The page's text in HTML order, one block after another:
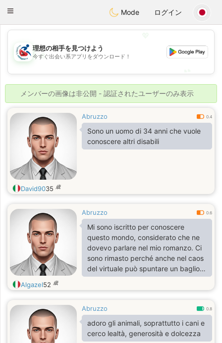
Handi Space
Toggle
Mode ログイン
💖
💕
理想の相手を見つけよう
今すぐ出会い系アプリをダウンロード！
メンバーの画像は非公開 - 認証されたユーザーのみ表示
Abruzzo 0.4
Sono un uomo di 34 anni che vuole
conoscere altri disabili
David9035 歳
Abruzzo 0.6
Mi sono iscritto per conoscere
questo mondo, considerato che ne
dovevo parlare nel mio romanzo. Ci
sono rimasto perché anche nel caos
del virtuale può spuntare un bagliore
di autenticità e fascino. Da disabile
sono attento a cogliere la bellezza
volete leggere il mio romanzo, non
fatevi scrupoli! ;)
Algazel52 歳
Abruzzo 0.8
adoro gli animali, soprattutto i cani e
cerco lealtà, generosità e dolcezza